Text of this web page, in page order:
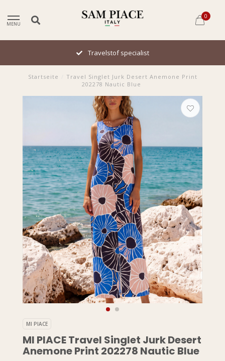
MENU
0
Travelstof specialist
Startseite
Travel Singlet Jurk Desert Anemone Print
202278 Nautic Blue
MI PIACE
MI PIACE Travel Singlet Jurk Desert
Anemone Print 202278 Nautic Blue